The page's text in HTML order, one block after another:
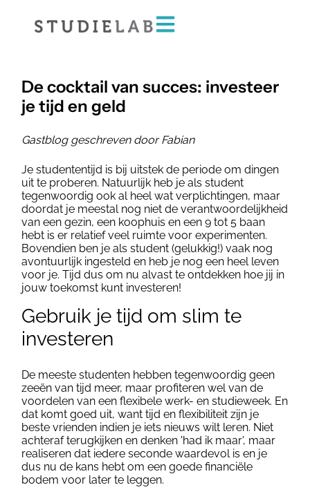
De cocktail van succes: investeer
je tijd en geld
Gastblog geschreven door Fabian
Je studententijd is bij uitstek de periode om dingen
uit te proberen. Natuurlijk heb je als student
tegenwoordig ook al heel wat verplichtingen, maar
doordat je meestal nog niet de verantwoordelijkheid
van een gezin, een koophuis en een 9 tot 5 baan
hebt is er relatief veel ruimte voor experimenten.
Bovendien ben je als student (gelukkig!) vaak nog
avontuurlijk ingesteld en heb je nog een heel leven
voor je. Tijd dus om nu alvast te ontdekken hoe jij in
jouw toekomst kunt investeren!
Gebruik je tijd om slim te
investeren
De meeste studenten hebben tegenwoordig geen
zeeën van tijd meer, maar profiteren wel van de
voordelen van een flexibele werk- en studieweek. En
dat komt goed uit, want tijd en flexibiliteit zijn je
beste vrienden indien je iets nieuws wilt leren. Niet
achteraf terugkijken en denken 'had ik maar', maar
realiseren dat iedere seconde waardevol is en je
dus nu de kans hebt om een goede financiële
bodem voor later te leggen.